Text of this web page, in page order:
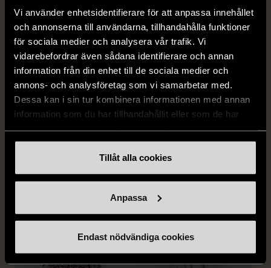
Vi använder enhetsidentifierare för att anpassa innehållet
och annonserna till användarna, tillhandahålla funktioner
för sociala medier och analysera vår trafik. Vi
vidarebefordrar även sådana identifierare och annan
information från din enhet till de sociala medier och
annons- och analysföretag som vi samarbetar med.
Dessa kan i sin tur kombinera informationen med annan
information som du har tillhandahållit eller som de har
Tillåt alla cookies
Anpassa
Endast nödvändiga cookies
1/5
SNÖ OF SWEDEN
SNÖ of Sweden -
Halsband med
cirkelhänge
169 kr
1/5
RODEBJER
Rodebjer - Mönstrad topp
med knappdetalj
M (38-40)
399 kr